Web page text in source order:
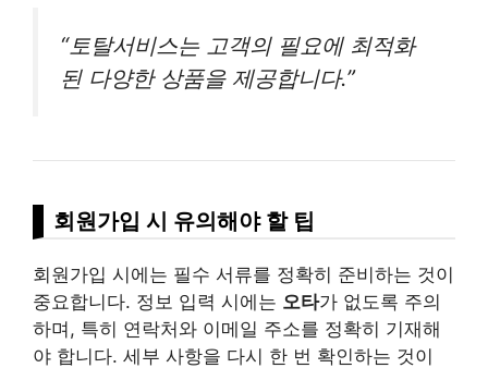
“토탈서비스는 고객의 필요에 최적화
된 다양한 상품을 제공합니다.”
회원가입 시 유의해야 할 팁
회원가입 시에는 필수 서류를 정확히 준비하는 것이
중요합니다. 정보 입력 시에는 오타가 없도록 주의
하며, 특히 연락처와 이메일 주소를 정확히 기재해
야 합니다. 세부 사항을 다시 한 번 확인하는 것이